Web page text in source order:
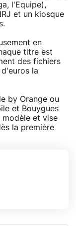
l'Equipe),
et un kiosque
en
titre est
des fichiers
la
by Orange ou
et Bouygues
modèle et vise
la première